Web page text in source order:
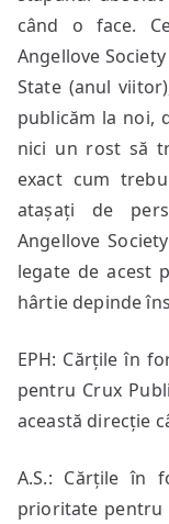
când o face.
Angellove
State (anul
publicăm la noi,
nici un rost să
exact cum
atașați de
Angellove
legate de acest
hârtie depinde
EPH: Cărțile în
pentru Crux
această direcție
A.S.: Cărțile în
prioritate pentru